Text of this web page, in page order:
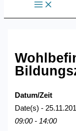
Datum/Zeit
Date(s) -
09:00 - 14:00